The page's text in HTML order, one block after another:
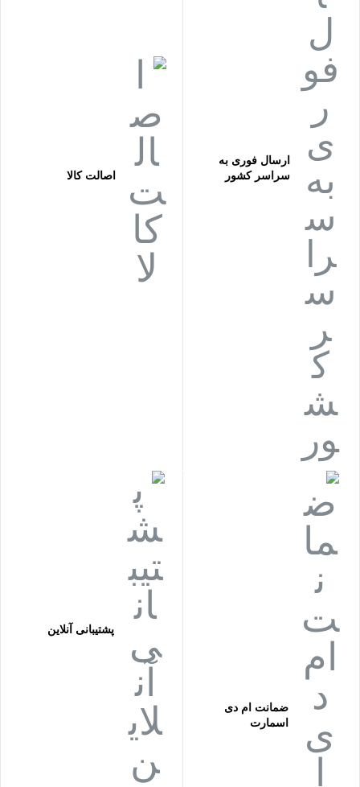
ارسال فوری به
سراسر کشور
اصالت کالا
ضمانت ام دی
اسمارت
پشتیبانی آنلاین